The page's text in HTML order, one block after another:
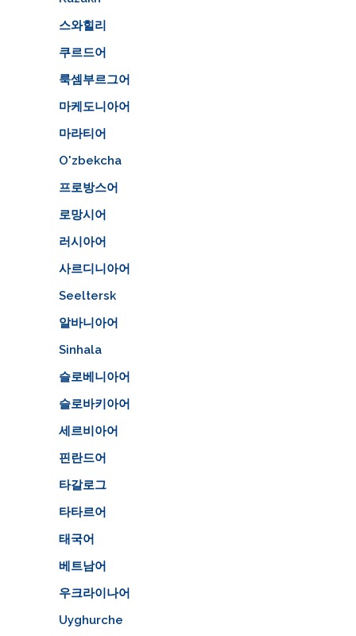
스와힐리
쿠르드어
룩셈부르그어
마케도니아어
마라티어
O'zbekcha
프로방스어
로망시어
러시아어
사르디니아어
Seeltersk
알바니아어
Sinhala
슬로베니아어
슬로바키아어
세르비아어
핀란드어
타갈로그
타타르어
태국어
베트남어
우크라이나어
Uyghurche